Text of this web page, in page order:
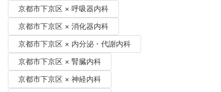
京都市下京区 × 呼吸器内科
京都市下京区 × 消化器内科
京都市下京区 × 内分泌・代謝内科
京都市下京区 × 腎臓内科
京都市下京区 × 神経内科